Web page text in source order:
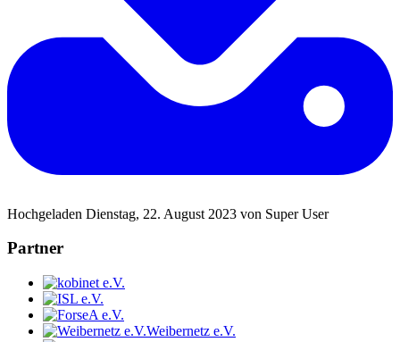
Hochgeladen Dienstag, 22. August 2023 von Super User
Partner
Weibernetz e.V.